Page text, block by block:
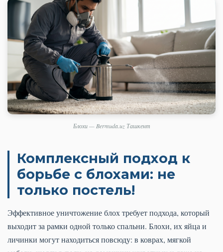
Блохи — Bermuda.uz Ташкент
Комплексный подход к
борьбе с блохами: не
только постель!
Эффективное уничтожение блох требует подхода, который
выходит за рамки одной только спальни. Блохи, их яйца и
личинки могут находиться повсюду: в коврах, мягкой